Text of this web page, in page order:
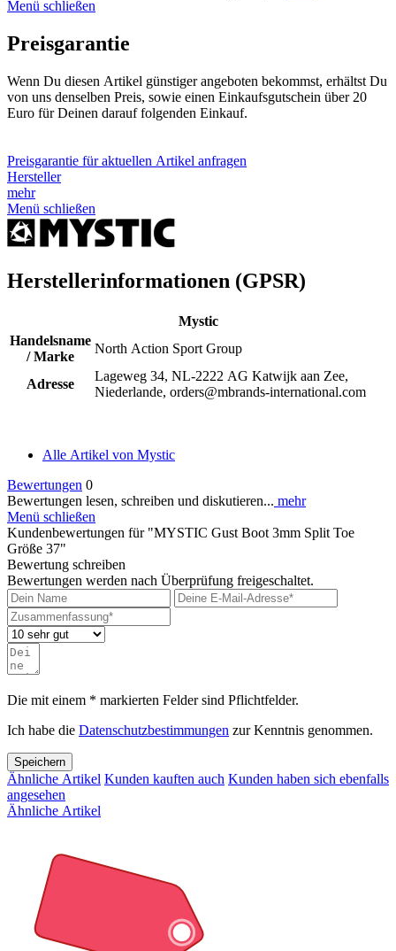
Menü schließen
Preisgarantie
Wenn Du diesen Artikel günstiger angeboten bekommst, erhältst Du
von uns denselben Preis, sowie einen Einkaufsgutschein über 20
Euro für Deinen darauf folgenden Einkauf.
Preisgarantie für aktuellen Artikel anfragen
Hersteller
mehr
Menü schließen
Herstellerinformationen (GPSR)
Mystic
Handelsname
/ Marke
North Action Sport Group
Adresse
Lageweg 34, NL-2222 AG Katwijk aan Zee,
Niederlande, orders@mbrands-international.com
Alle Artikel von Mystic
Bewertungen 0
Bewertungen lesen, schreiben und diskutieren... mehr
Menü schließen
Kundenbewertungen für "MYSTIC Gust Boot 3mm Split Toe
Größe 37"
Bewertung schreiben
Bewertungen werden nach Überprüfung freigeschaltet.
Die mit einem * markierten Felder sind Pflichtfelder.
Ich habe die Datenschutzbestimmungen zur Kenntnis genommen.
Speichern
Ähnliche Artikel Kunden kauften auch Kunden haben sich ebenfalls
angesehen
Ähnliche Artikel